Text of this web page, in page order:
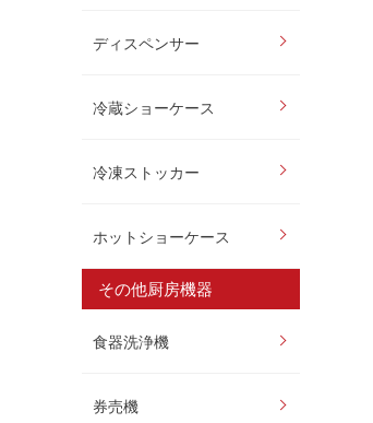
ディスペンサー
冷蔵ショーケース
冷凍ストッカー
ホットショーケース
その他厨房機器
食器洗浄機
券売機